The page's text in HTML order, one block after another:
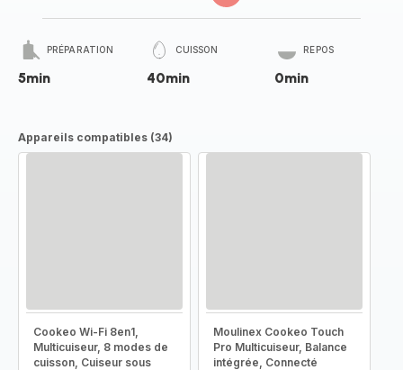
PRÉPARATION
5min
CUISSON
40min
REPOS
0min
Appareils compatibles (34)
Cookeo Wi-Fi 8en1,
Multicuiseur, 8 modes de
cuisson, Cuiseur sous
Moulinex Cookeo Touch
Pro Multicuiseur, Balance
intégrée, Connecté